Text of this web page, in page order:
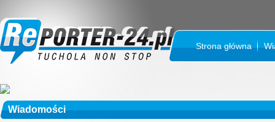
Strona główna
Wiadomości